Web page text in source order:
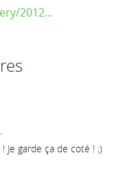
2012...
Je garde ça de coté ! ;)